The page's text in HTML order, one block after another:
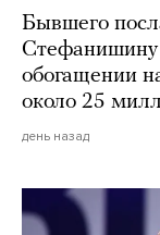
Бывшего
Стефанишину
обогащении
около 25
день назад